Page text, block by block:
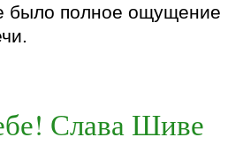
было полное ощущение
Слава Шиве